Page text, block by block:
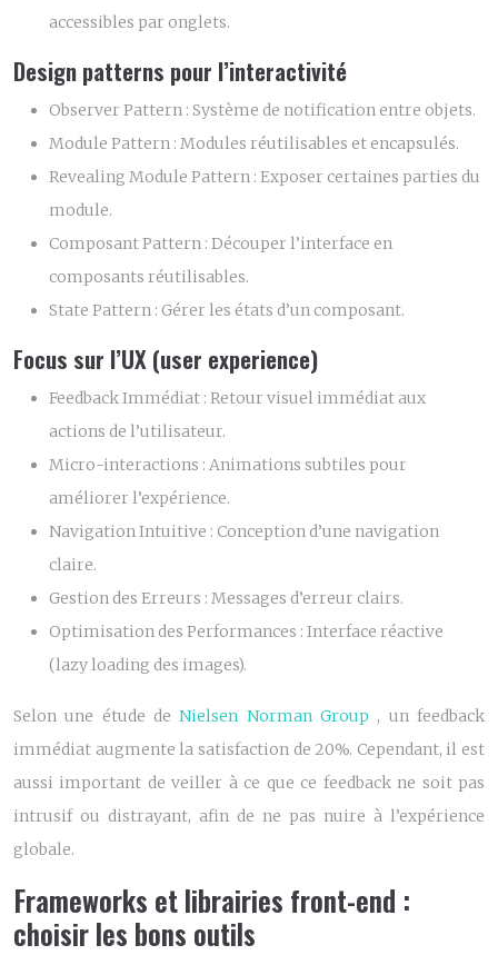
accessibles par onglets.
Design patterns pour l’interactivité
Observer Pattern : Système de notification entre objets.
Module Pattern : Modules réutilisables et encapsulés.
Revealing Module Pattern : Exposer certaines parties du
module.
Composant Pattern : Découper l’interface en
composants réutilisables.
State Pattern : Gérer les états d’un composant.
Focus sur l’UX (user experience)
Feedback Immédiat : Retour visuel immédiat aux
actions de l’utilisateur.
Micro-interactions : Animations subtiles pour
améliorer l’expérience.
Navigation Intuitive : Conception d’une navigation
claire.
Gestion des Erreurs : Messages d’erreur clairs.
Optimisation des Performances : Interface réactive
(lazy loading des images).
Selon une étude deNielsen Norman Group , un feedback
immédiat augmente la satisfaction de 20%. Cependant, il est
aussi important de veiller à ce que ce feedback ne soit pas
intrusif ou distrayant, afin de ne pas nuire à l’expérience
globale.
Frameworks et librairies front-end :
choisir les bons outils